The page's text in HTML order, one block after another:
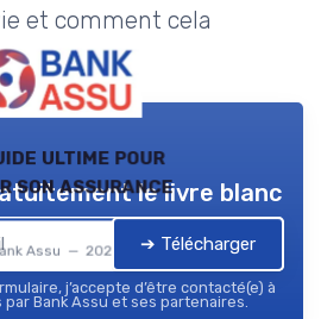
et comment cela
ultime pour
son assurance
Assu — 2026
le livre blanc
➔ Télécharger
j’accepte d’être contacté(e) à
Bank Assu et ses partenaires.